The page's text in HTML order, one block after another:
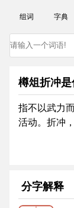
组词 字典
樽俎折冲
指不以武力
活动。折冲
分字解释